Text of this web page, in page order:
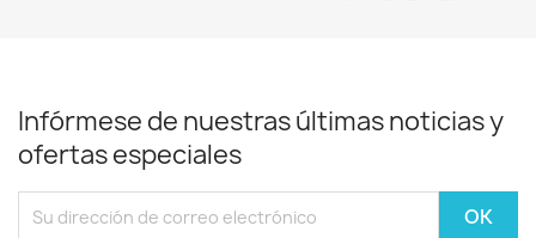
Infórmese de nuestras últimas noticias y
ofertas especiales